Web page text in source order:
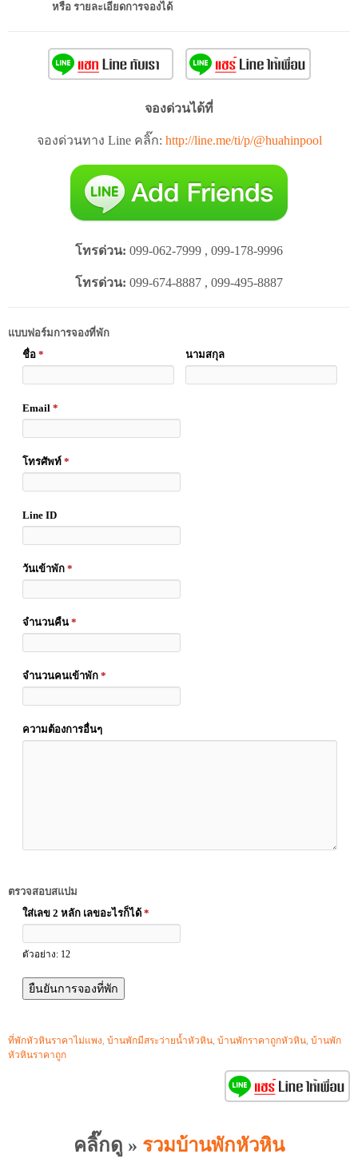
หรือ รายละเอียดการจองได้
จองด่วนได้ที่
จองด่วนทาง Line คลิ๊ก: http://line.me/ti/p/@huahinpool
โทรด่วน: 099-062-7999 , 099-178-9996
โทรด่วน: 099-674-8887 , 099-495-8887
แบบฟอร์มการจองที่พัก
ชื่อ * นามสกุล
Email *
โทรศัพท์ *
Line ID
วันเข้าพัก *
จำนวนคืน *
จำนวนคนเข้าพัก *
ความต้องการอื่นๆ
ตรวจสอบสแปม
ใส่เลข 2 หลัก เลขอะไรก็ได้ *
ตัวอย่าง: 12
ที่พักหัวหินราคาไม่แพง, บ้านพักมีสระว่ายน้ำหัวหิน, บ้านพักราคาถูกหัวหิน, บ้านพัก
หัวหินราคาถูก
คลิ๊กดู » รวมบ้านพักหัวหิน